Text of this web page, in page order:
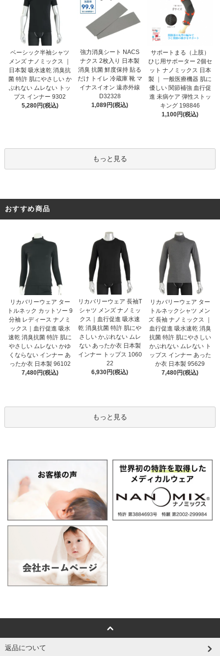
ベーシック半袖シャツ
メンズ ナノミックス ｜
日本製 吸水速乾 消臭抗
菌 特許 肌にやさしい か
ぶれない ムレない トッ
プス インナー 9302
5,280円(税込)
強力消臭シート NACS
ナクス 2枚入り 日本製
消臭 抗菌 鮮度保持 貼る
だけ トイレ 冷蔵庫 靴 マ
イナスイオン 遠赤外線
D32328
1,089円(税込)
サポートまる（上肢）
ひじ用サポーター 2個セ
ット ナノミックス 日本
製 ｜ 一般医療機器 肌に
優しい 関節補強 血行促
進 未病ケア 弾性ストッ
キング 198846
1,100円(税込)
もっと見る
おすすめ商品
リカバリーウェア ター
トルネック カットソー 9
分袖 レディース ナノミ
ックス｜血行促進 吸水
速乾 消臭抗菌 特許 肌に
やさしい ムレない かゆ
くならない インナー あ
ったか衣 日本製 96102
7,480円(税込)
リカバリーウェア 長袖T
シャツ メンズ ナノミッ
クス｜血行促進 吸水速
乾 消臭抗菌 特許 肌にや
さしい かぶれない ムレ
ない あったか衣 日本製
インナー トップス 1060
22
6,930円(税込)
リカバリーウェア ター
トルネックシャツ メン
ズ 長袖 ナノミックス ｜
血行促進 吸水速乾 消臭
抗菌 特許 肌にやさしい
かぶれない ムレない ト
ップス インナー あった
か衣 日本製 95629
7,480円(税込)
もっと見る
返品について